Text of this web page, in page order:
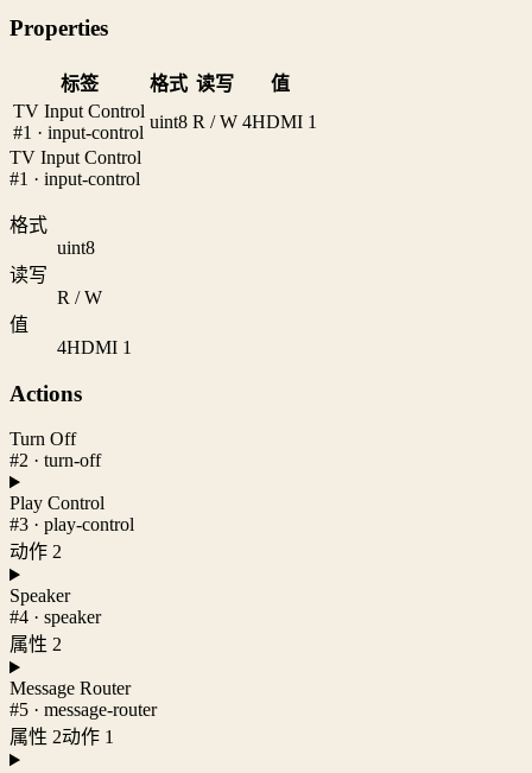
Properties
标签 格式 读写
值
TV Input Control
#1 · input-control
uint8 R / W 4HDMI 1
TV Input Control
#1 · input-control
格式
uint8
读写
R / W
值
4HDMI 1
Actions
Turn Off
#2 · turn-off
Play Control
#3 · play-control
动作 2
Speaker
#4 · speaker
属性 2
Message Router
#5 · message-router
属性 2动作 1